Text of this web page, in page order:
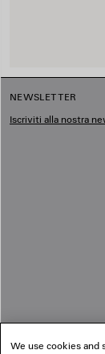
NEWSLETTER
Iscriviti alla nostra
We use cookies and